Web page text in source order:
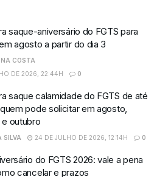
saque-aniversário do FGTS para
agosto a partir do dia 3
COSTA
DE 2026, 22:44H
0
saque calamidade do FGTS de até
pode solicitar em agosto,
outubro
SILVA 24 DE JULHO DE 2026, 12:14H 0
do FGTS 2026: vale a pena
cancelar e prazos